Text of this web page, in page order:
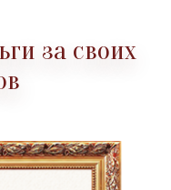
за своих